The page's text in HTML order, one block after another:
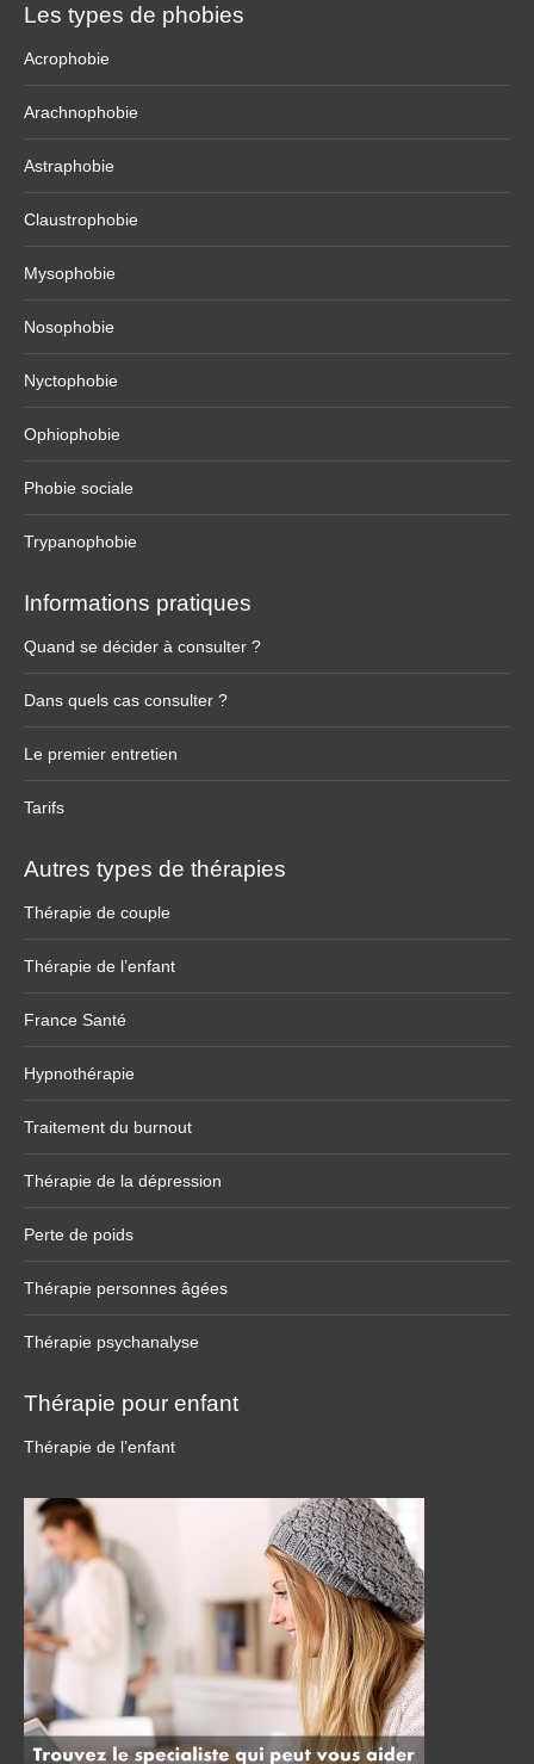
Les types de phobies
Acrophobie
Arachnophobie
Astraphobie
Claustrophobie
Mysophobie
Nosophobie
Nyctophobie
Ophiophobie
Phobie sociale
Trypanophobie
Informations pratiques
Quand se décider à consulter ?
Dans quels cas consulter ?
Le premier entretien
Tarifs
Autres types de thérapies
Thérapie de couple
Thérapie de l’enfant
France Santé
Hypnothérapie
Traitement du burnout
Thérapie de la dépression
Perte de poids
Thérapie personnes âgées
Thérapie psychanalyse
Thérapie pour enfant
Thérapie de l’enfant